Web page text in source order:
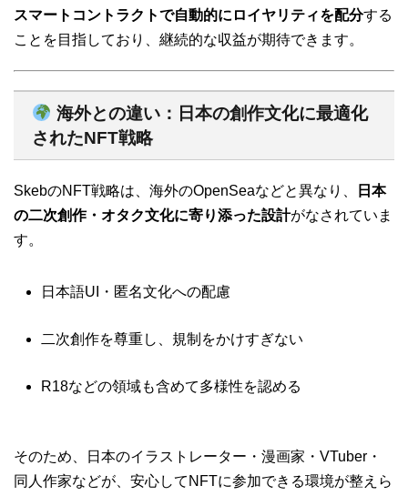
スマートコントラクトで自動的にロイヤリティを配分する
ことを目指しており、継続的な収益が期待できます。
海外との違い：日本の創作文化に最適化
されたNFT戦略
SkebのNFT戦略は、海外のOpenSeaなどと異なり、
日本
の二次創作・オタク文化に寄り添った設計がなされていま
す。
日本語UI・匿名文化への配慮
二次創作を尊重し、規制をかけすぎない
R18などの領域も含めて多様性を認める
そのため、日本のイラストレーター・漫画家・VTuber・
同人作家などが、安心してNFTに参加できる環境が整えら